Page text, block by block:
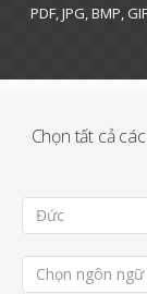
PDF, JPG, BMP,
Chọn tất cả
Đức
Chọn ngôn ngữ